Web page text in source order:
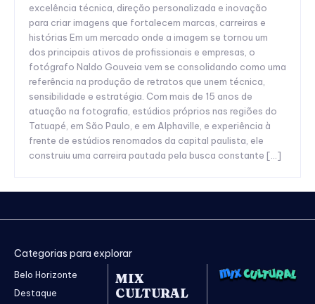
excelência técnica, direção personalizada e inovação
para criar imagens que fortalecem marcas, carreiras e
histórias Em um mercado onde a imagem se tornou um
dos principais ativos de profissionais e empresas, o
fotógrafo Naldo Gouveia vem se consolidando como uma
referência na produção de retratos que unem técnica,
sensibilidade e estratégia. Com mais de 15 anos de
atuação na fotografia, estúdios próprios nas regiões do
Tatuapé, em São Paulo, e em Alphaville, e experiência à
frente de estúdios renomados da capital paulista, ele
construiu uma carreira pautada pela busca constante […]
Categorias para explorar
Belo Horizonte
Destaque
MIX
CULTURAL